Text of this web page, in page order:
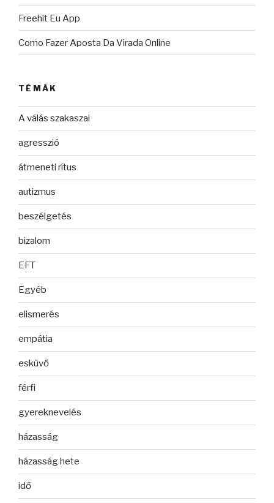
Freehit Eu App
Como Fazer Aposta Da Virada Online
TÉMÁK
A válás szakaszai
agresszió
átmeneti rítus
autizmus
beszélgetés
bizalom
EFT
Egyéb
elismerés
empátia
esküvő
férfi
gyereknevelés
házasság
házasság hete
idő